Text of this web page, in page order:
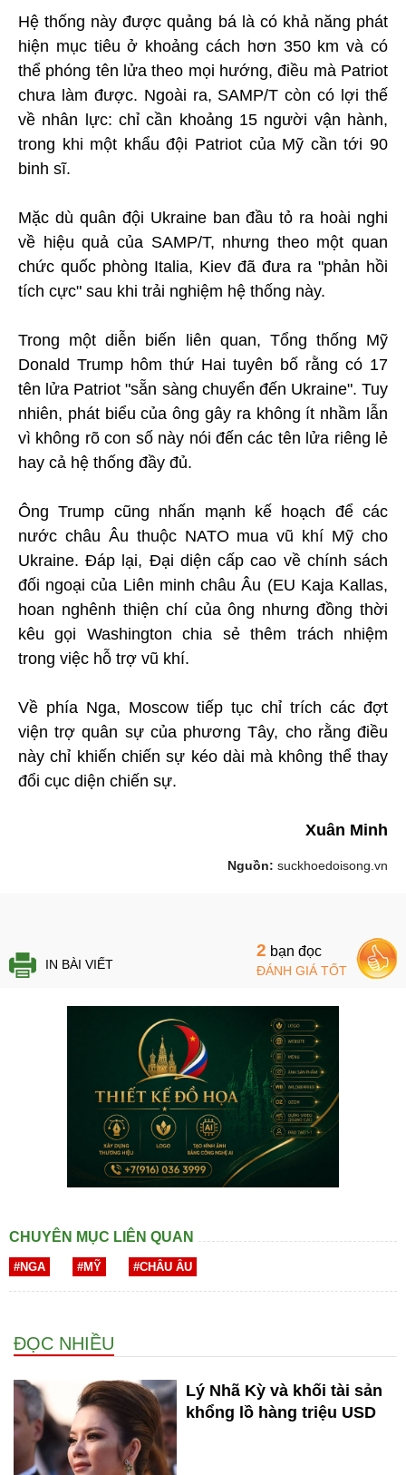
Hệ thống này được quảng bá là có khả năng phát
hiện mục tiêu ở khoảng cách hơn 350 km và có
thể phóng tên lửa theo mọi hướng, điều mà Patriot
chưa làm được. Ngoài ra, SAMP/T còn có lợi thế
về nhân lực: chỉ cần khoảng 15 người vận hành,
trong khi một khẩu đội Patriot của Mỹ cần tới 90
binh sĩ.
Mặc dù quân đội Ukraine ban đầu tỏ ra hoài nghi
về hiệu quả của SAMP/T, nhưng theo một quan
chức quốc phòng Italia, Kiev đã đưa ra "phản hồi
tích cực" sau khi trải nghiệm hệ thống này.
Trong một diễn biến liên quan, Tổng thống Mỹ
Donald Trump hôm thứ Hai tuyên bố rằng có 17
tên lửa Patriot "sẵn sàng chuyển đến Ukraine". Tuy
nhiên, phát biểu của ông gây ra không ít nhầm lẫn
vì không rõ con số này nói đến các tên lửa riêng lẻ
hay cả hệ thống đầy đủ.
Ông Trump cũng nhấn mạnh kế hoạch để các
nước châu Âu thuộc NATO mua vũ khí Mỹ cho
Ukraine. Đáp lại, Đại diện cấp cao về chính sách
đối ngoại của Liên minh châu Âu (EU Kaja Kallas,
hoan nghênh thiện chí của ông nhưng đồng thời
kêu gọi Washington chia sẻ thêm trách nhiệm
trong việc hỗ trợ vũ khí.
Về phía Nga, Moscow tiếp tục chỉ trích các đợt
viện trợ quân sự của phương Tây, cho rằng điều
này chỉ khiến chiến sự kéo dài mà không thể thay
đổi cục diện chiến sự.
Xuân Minh
Nguồn: suckhoedoisong.vn
IN BÀI VIẾT
2 bạn đọc
ĐÁNH GIÁ TỐT
CHUYÊN MỤC LIÊN QUAN
#NGA #MỸ #CHÂU ÂU
ĐỌC NHIỀU
Lý Nhã Kỳ và khối tài sản
khổng lồ hàng triệu USD